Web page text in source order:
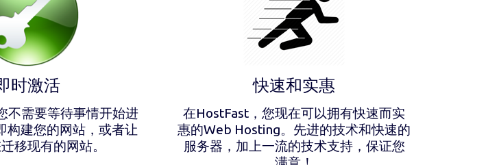
时激活
不需要等待事情开始进
构建您的网站，或者让
移现有的网站。
快速和实惠
在HostFast，您现在可以拥有快速而实
惠的Web Hosting。先进的技术和快速的
服务器，加上一流的技术支持，保证您